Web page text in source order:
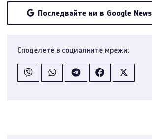
Последвайте ни в Google News
Споделете в социалните мрежи: